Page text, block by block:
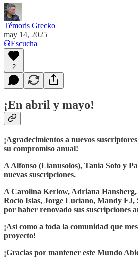
Témoris Grecko
may 14, 2025
Escucha
2
¡En abril y mayo!
¡Agradecimientos a nuevos
su compromiso anual!
A Alfonso (Lianusolos), Tania Soto y
nuevas suscripciones.
A Carolina Kerlow, Adriana
Rocío Islas, Jorge Luciano, Mandy FJ,
por haber renovado sus suscripciones
¡Así como a toda la comunidad que
proyecto!
¡Gracias por mantener este Mundo